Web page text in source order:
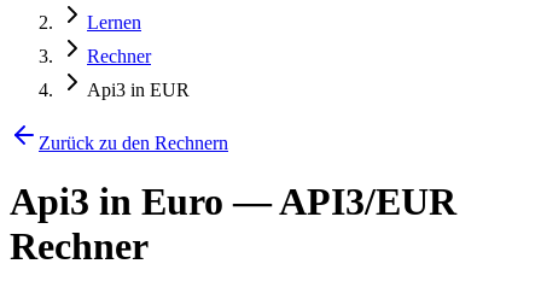
Lernen
Rechner
Api3 in EUR
Zurück zu den Rechnern
Api3 in Euro — API3/EUR
Rechner